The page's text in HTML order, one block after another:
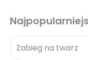
Zabieg na twarz